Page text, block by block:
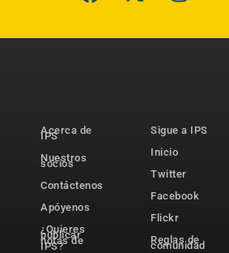
Acerca de
IPS
Nuestros
socios
Contáctenos
Apóyenos
¿Quieres
publicar
notas de
IPS?
Sigue a IPS
Inicio
Twitter
Facebook
Flickr
Reglas de
comunidad